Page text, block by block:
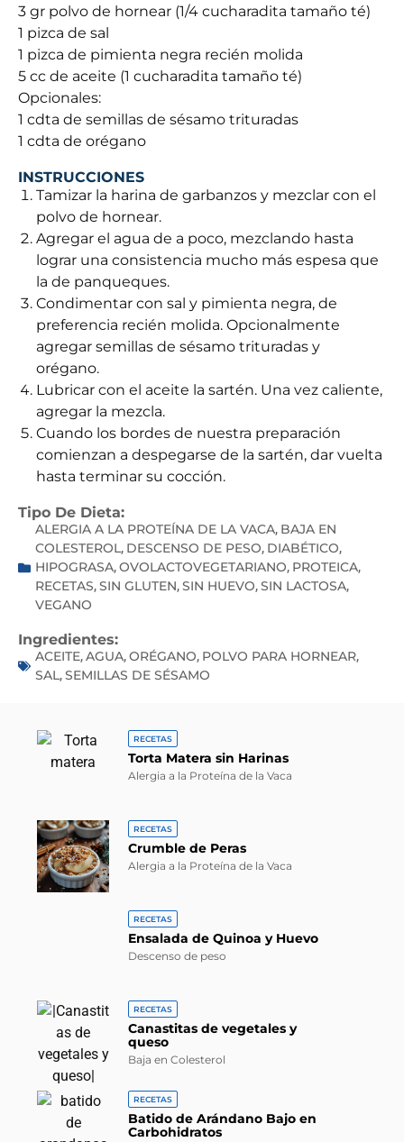
3 gr polvo de hornear (1/4 cucharadita tamaño té)
1 pizca de sal
1 pizca de pimienta negra recién molida
5 cc de aceite (1 cucharadita tamaño té)
Opcionales:
1 cdta de semillas de sésamo trituradas
1 cdta de orégano
INSTRUCCIONES
Tamizar la harina de garbanzos y mezclar con el
polvo de hornear.
Agregar el agua de a poco, mezclando hasta
lograr una consistencia mucho más espesa que
la de panqueques.
Condimentar con sal y pimienta negra, de
preferencia recién molida. Opcionalmente
agregar semillas de sésamo trituradas y
orégano.
Lubricar con el aceite la sartén. Una vez caliente,
agregar la mezcla.
Cuando los bordes de nuestra preparación
comienzan a despegarse de la sartén, dar vuelta
hasta terminar su cocción.
Tipo De Dieta:
ALERGIA A LA PROTEÍNA DE LA VACA, BAJA EN
COLESTEROL, DESCENSO DE PESO, DIABÉTICO,
HIPOGRASA,OVOLACTOVEGETARIANO, PROTEICA,
RECETAS,SIN GLUTEN,SIN HUEVO,SIN LACTOSA,
VEGANO
Ingredientes:
ACEITE,AGUA,ORÉGANO, POLVO PARA HORNEAR,
SAL,SEMILLAS DE SÉSAMO
RECETAS
Torta Matera sin Harinas
Alergia a la Proteína de la Vaca
RECETAS
Crumble de Peras
Alergia a la Proteína de la Vaca
RECETAS
Ensalada de Quinoa y Huevo
Descenso de peso
RECETAS
Canastitas de vegetales y
queso
Baja en Colesterol
RECETAS
Batido de Arándano Bajo en
Carbohidratos